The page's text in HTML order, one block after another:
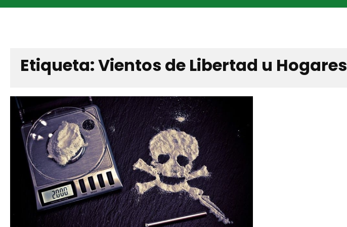
Etiqueta:Vientos de Libertad u Hogares